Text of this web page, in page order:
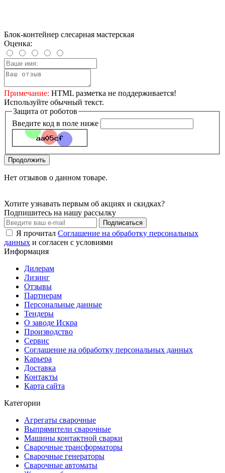
Блок-контейнер слесарная мастерская
Оценка:
Примечание: HTML разметка не поддерживается!
Используйте обычный текст.
Защита от роботов
Введите код в поле ниже
Продолжить
Нет отзывов о данном товаре.
Хотите узнавать первым об акциях и скидках?
Подпишитесь на нашу рассылку
Подписаться
Я прочитал Соглашение на обработку персональных
данных и согласен с условиями
Информация
Дилерам
Лизинг
Отзывы
Партнерам
Персональные данные
Тендеры
О заводе Искра
Производство
Сервис
Соглашение на обработку персональных данных
Карьера
Доставка
Контакты
Карта сайта
Категории
Агрегаты сварочные
Выпрямители сварочные
Машины контактной сварки
Сварочные трансформаторы
Сварочные генераторы
Сварочные автоматы